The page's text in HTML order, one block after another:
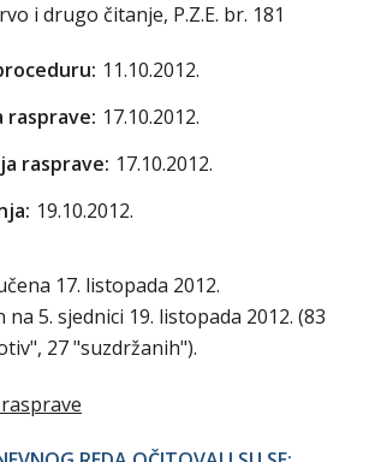
i drugo čitanje, P.Z.E. br. 181
11.10.2012.
rasprave: 17.10.2012.
rasprave: 17.10.2012.
19.10.2012.
17. listopada 2012.
5. sjednici 19. listopada 2012. (83
27 "suzdržanih").